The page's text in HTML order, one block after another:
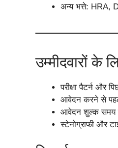
अन्य भत्ते: HRA,
उम्मीदवारों के
परीक्षा पैटर्न और
आवेदन करने से
आवेदन शुल्क समय
स्टेनोग्राफी और